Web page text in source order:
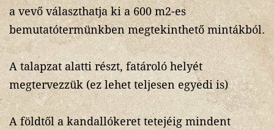
a vevő választhatja ki a 600 m2-es
bemutatótermünkben megtekinthető mintákból.
A talapzat alatti részt, fatároló helyét
megtervezzük (ez lehet teljesen egyedi is)
A földtől a kandallókeret tetejéig mindent